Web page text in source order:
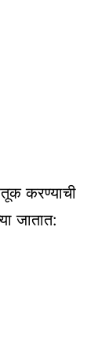
करण्याची
जातात: